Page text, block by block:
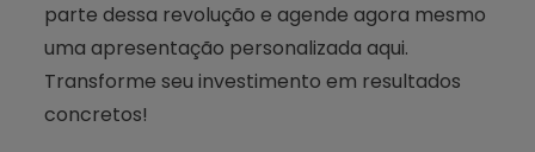
parte dessa revolução e agende agora mesmo
uma apresentação personalizada aqui.
Transforme seu investimento em resultados
concretos!